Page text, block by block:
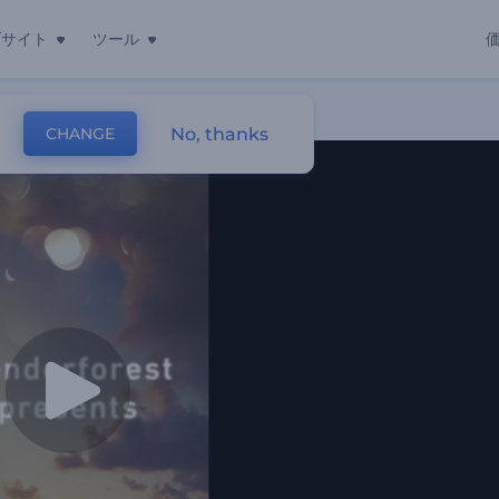
イト ツール
CHANGE No, thanks